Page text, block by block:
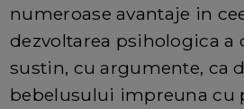
numeroase avantaje in
dezvoltarea psihologica a
sustin, cu argumente, ca
bebelusului impreuna cu